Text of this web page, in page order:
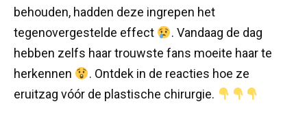
behouden, hadden deze ingrepen het
tegenovergestelde effect
. Vandaag de dag
hebben zelfs haar trouwste fans moeite haar te
herkennen
. Ontdek in de reacties hoe ze
eruitzag vóór de plastische chirurgie.